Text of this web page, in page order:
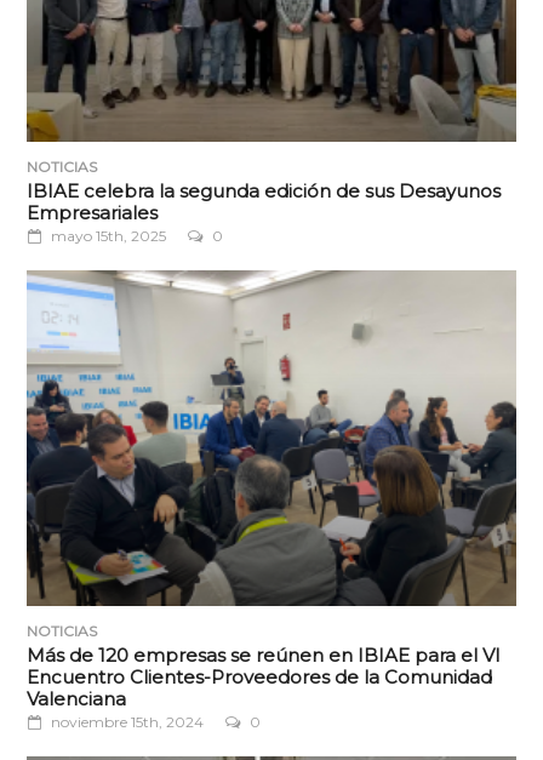
NOTICIAS
IBIAE celebra la segunda edición de sus Desayunos
Empresariales
mayo 15th, 2025 0
NOTICIAS
Más de 120 empresas se reúnen en IBIAE para el VI
Encuentro Clientes-Proveedores de la Comunidad
Valenciana
noviembre 15th, 2024 0